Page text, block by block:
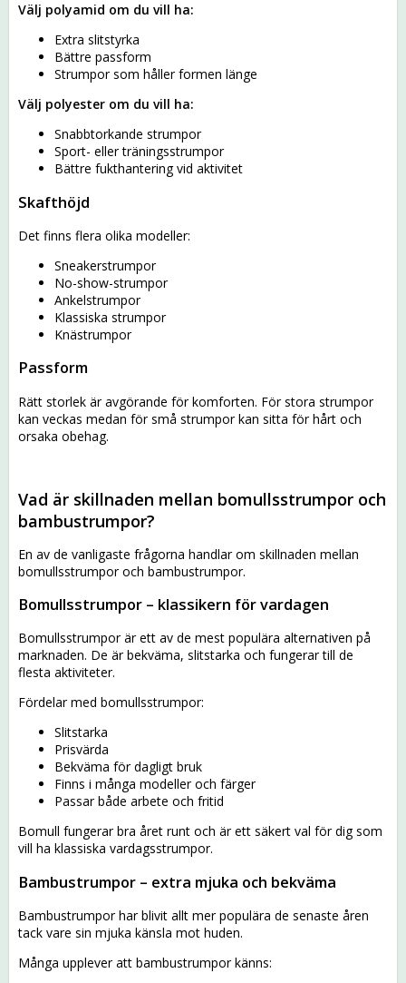
Välj polyamid om du vill ha:
Extra slitstyrka
Bättre passform
Strumpor som håller formen länge
Välj polyester om du vill ha:
Snabbtorkande strumpor
Sport- eller träningsstrumpor
Bättre fukthantering vid aktivitet
Skafthöjd
Det finns flera olika modeller:
Sneakerstrumpor
No-show-strumpor
Ankelstrumpor
Klassiska strumpor
Knästrumpor
Passform
Rätt storlek är avgörande för komforten. För stora strumpor
kan veckas medan för små strumpor kan sitta för hårt och
orsaka obehag.
Vad är skillnaden mellan bomullsstrumpor och
bambustrumpor?
En av de vanligaste frågorna handlar om skillnaden mellan
bomullsstrumpor och bambustrumpor.
Bomullsstrumpor – klassikern för vardagen
Bomullsstrumpor är ett av de mest populära alternativen på
marknaden. De är bekväma, slitstarka och fungerar till de
flesta aktiviteter.
Fördelar med bomullsstrumpor:
Slitstarka
Prisvärda
Bekväma för dagligt bruk
Finns i många modeller och färger
Passar både arbete och fritid
Bomull fungerar bra året runt och är ett säkert val för dig som
vill ha klassiska vardagsstrumpor.
Bambustrumpor – extra mjuka och bekväma
Bambustrumpor har blivit allt mer populära de senaste åren
tack vare sin mjuka känsla mot huden.
Många upplever att bambustrumpor känns: